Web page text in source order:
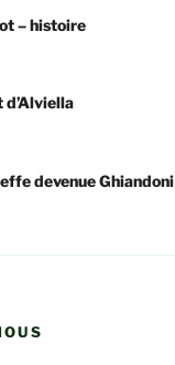
– histoire
devenue Ghiandoni